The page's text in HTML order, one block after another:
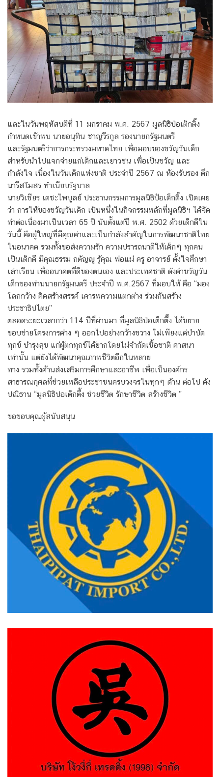
และในวันพฤหัสบดีที่ 11 มกราคม พ.ศ. 2567 มูลนิธิป่อเต็กติ๊ง
กำหนดเข้าพบ นายอนุทิน ชาญวีรกูล รองนายกรัฐมนตรี
และรัฐมนตรีว่าการกระทรวงมหาดไทย เพื่อมอบของขวัญวันเด็ก
สำหรับนำไปแจกจ่ายแก่เด็กและเยาวชน เพื่อเป็นขวัญ และ
กำลังใจ เนื่องในวันเด็กแห่งชาติ ประจำปี 2567 ณ ห้องรับรอง ตึก
นารีสโมสร ทำเนียบรัฐบาล
นายวิเชียร เตชะไพบูลย์ ประธานกรรมการมูลนิธิป้อเต็กติ๊ง เปิดเผย
ว่า การให้ของขวัญวันเด็ก เป็นหนึ่งในกิจกรรมหลักที่มูลนิธิฯ ได้จัด
ทำต่อเนื่องมาเป็นเวลา 65 ปี นับตั้งแต่ปี พ.ศ. 2502 ด้วยเด็กดีใน
วันนี้ คือผู้ใหญ่ที่มีคุณค่าและเป็นกำลังสำคัญในการพัฒนาชาติไทย
ในอนาคต รวมทั้งขอส่งความรัก ความปรารถนาดีให้เด็กๆ ทุกคน
เป็นเด็กดี มีคุณธรรม กตัญญู รู้คุณ พ่อแม่ ครู อาจารย์ ตั้งใจศึกษา
เล่าเรียน เพื่ออนาคตที่ดีของตนเอง และประเทศชาติ ดังคำขวัญวัน
เด็กของท่านนายกรัฐมนตรี ประจำปี พ.ศ.2567 ที่มอบให้ คือ “มอง
โลกกว้าง คิดสร้างสรรค์ เคารพความแตกต่าง ร่วมกันสร้าง
ประชาธิปไตย”
ตลอดระยะเวลากว่า 114 ปีที่ผ่านมา ที่มูลนิธิป่อเต็กตึ๊ง ได้ขยาย
ขอบข่ายโครงการต่าง ๆ ออกไปอย่างกว้างขวาง ไม่เพียงแต่บำบัด
ทุกข์ บำรุงสุข แก่ผู้ตกทุกข์ได้ยากโดยไม่จำกัดเชื้อชาติ ศาสนา
เท่านั้น แต่ยังได้พัฒนาคุณภาพชีวิตอีกในหลาย
ทาง รวมทั้งค้านส่งเสริมการศึกษาและอาชีพ เพื่อเป็นองค์กร
สาธารณกุศลที่ช่วยเหลือประชาชนครบวงจรในทุกๆ ด้าน ต่อไป ดัง
ปณิธาน “มูลนิธิปอเต็กตึ้ง ช่วยชีวิต รักษาชีวิต สร้างชีวิต ”
ขอขอบคุณผู้สนับสนุน